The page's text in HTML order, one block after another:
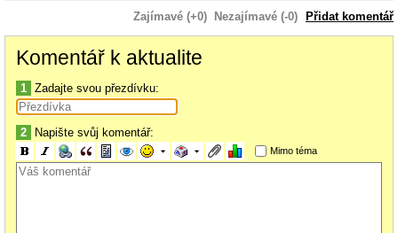
Zajímavé (+0)
Nezajímavé (-0) Přidat komentář
Komentář k aktualite
1 Zadajte svou přezdívku:
2 Napište svůj komentář:
Mimo téma